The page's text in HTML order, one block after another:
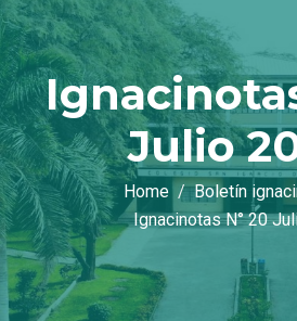
Julio
Home
Boletín
Ignacinotas N° 20